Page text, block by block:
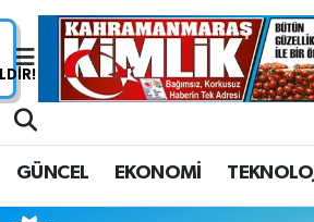
GÜNCEL EKONOMİ TEKNOLOJİ
Nöbetçi Eczaneler